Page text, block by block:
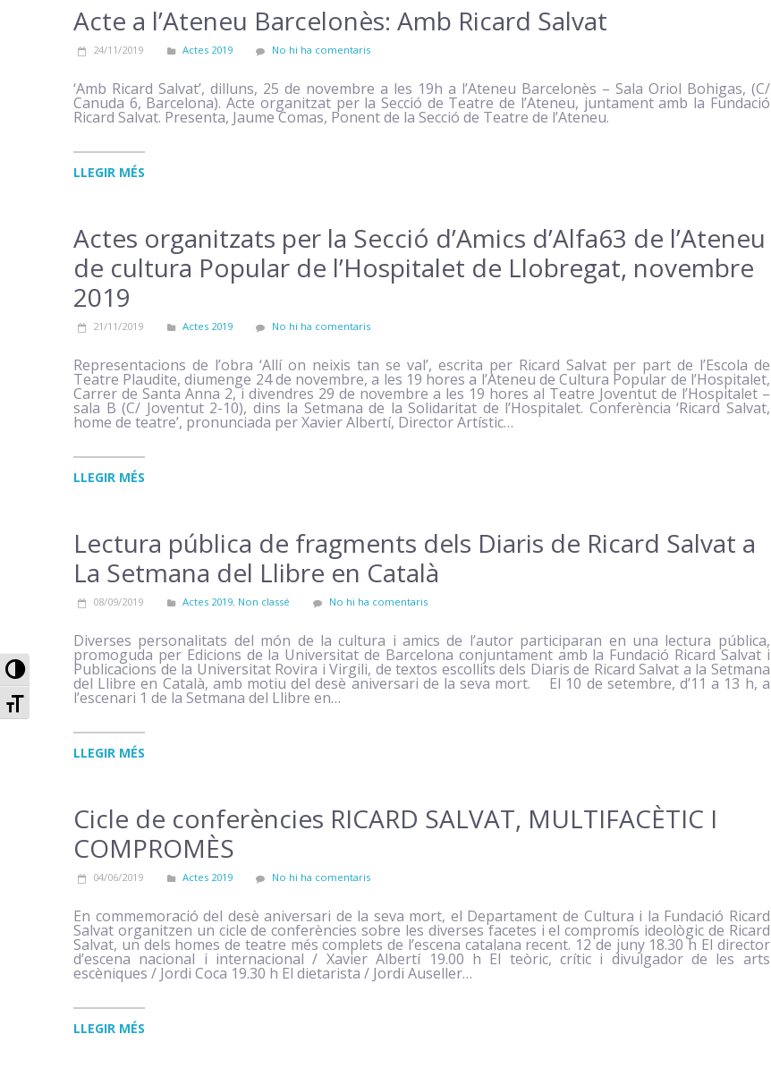
Canviar a alt Contrast
Canviar la mida de Font
Acte a l’Ateneu Barcelonès: Amb Ricard Salvat
24/11/2019 Actes 2019 No hi ha comentaris
‘Amb Ricard Salvat’, dilluns, 25 de novembre a les 19h a l’Ateneu Barcelonès – Sala Oriol Bohigas, (C/
Canuda 6, Barcelona). Acte organitzat per la Secció de Teatre de l’Ateneu, juntament amb la Fundació
Ricard Salvat. Presenta, Jaume Comas, Ponent de la Secció de Teatre de l’Ateneu.
LLEGIR MÉS
Actes organitzats per la Secció d’Amics d’Alfa63 de l’Ateneu
de cultura Popular de l’Hospitalet de Llobregat, novembre
2019
21/11/2019 Actes 2019 No hi ha comentaris
Representacions de l’obra ‘Allí on neixis tan se val’, escrita per Ricard Salvat per part de l’Escola de
Teatre Plaudite, diumenge 24 de novembre, a les 19 hores a l’Ateneu de Cultura Popular de l’Hospitalet,
Carrer de Santa Anna 2, i divendres 29 de novembre a les 19 hores al Teatre Joventut de l’Hospitalet –
sala B (C/ Joventut 2-10), dins la Setmana de la Solidaritat de l’Hospitalet. Conferència ‘Ricard Salvat,
home de teatre’, pronunciada per Xavier Albertí, Director Artístic…
LLEGIR MÉS
Lectura pública de fragments dels Diaris de Ricard Salvat a
La Setmana del Llibre en Català
08/09/2019 Actes 2019, Non classé No hi ha comentaris
Diverses personalitats del món de la cultura i amics de l’autor participaran en una lectura pública,
promoguda per Edicions de la Universitat de Barcelona conjuntament amb la Fundació Ricard Salvat i
Publicacions de la Universitat Rovira i Virgili, de textos escollits dels Diaris de Ricard Salvat a la Setmana
del Llibre en Català, amb motiu del desè aniversari de la seva mort. El 10 de setembre, d’11 a 13 h, a
l’escenari 1 de la Setmana del Llibre en…
LLEGIR MÉS
Cicle de conferències RICARD SALVAT, MULTIFACÈTIC I
COMPROMÈS
04/06/2019 Actes 2019 No hi ha comentaris
En commemoració del desè aniversari de la seva mort, el Departament de Cultura i la Fundació Ricard
Salvat organitzen un cicle de conferències sobre les diverses facetes i el compromís ideològic de Ricard
Salvat, un dels homes de teatre més complets de l’escena catalana recent. 12 de juny 18.30 h El director
d’escena nacional i internacional / Xavier Albertí 19.00 h El teòric, crític i divulgador de les arts
escèniques / Jordi Coca 19.30 h El dietarista / Jordi Auseller…
LLEGIR MÉS